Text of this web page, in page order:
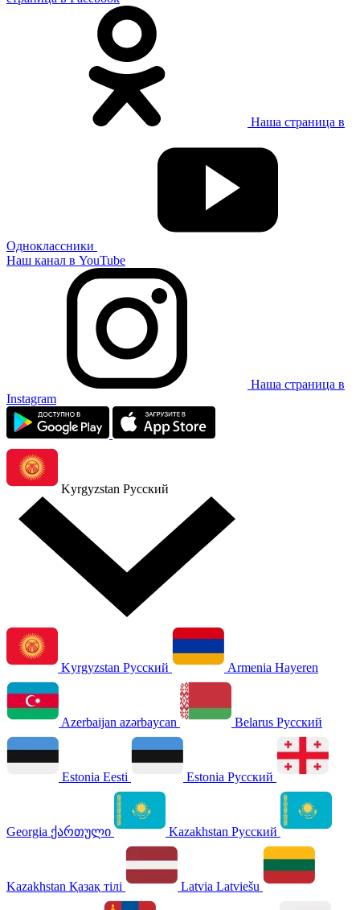
Наша страница в
Одноклассники
Наш канал в YouTube
Наша страница в
Instagram
Kyrgyzstan Русский
Kyrgyzstan Русский Armenia Hayeren
Azerbaijan azərbaycan Belarus Русский
Estonia Eesti Estonia Русский
Georgia ქართული Kazakhstan Русский
Kazakhstan Қазақ тілі Latvia Latviešu